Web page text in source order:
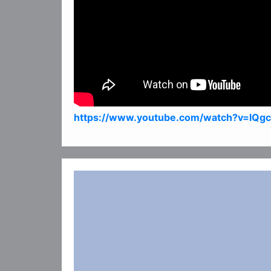
https://www.youtube.com/